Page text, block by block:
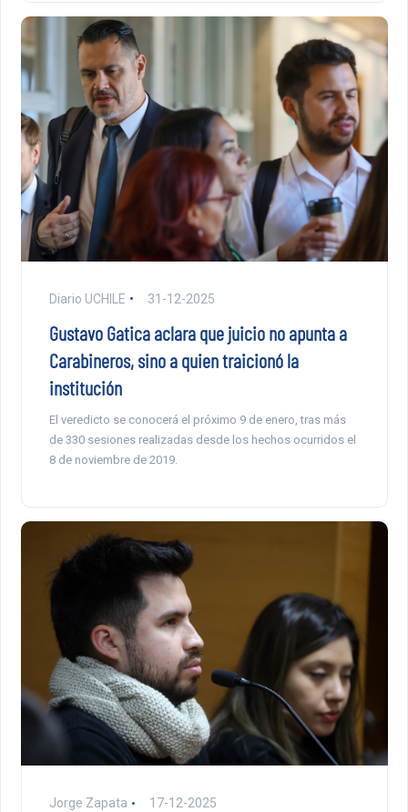
Diario UCHILE 31-12-2025
Gustavo Gatica aclara que juicio no apunta a
Carabineros, sino a quien traicionó la
institución
El veredicto se conocerá el próximo 9 de enero, tras más
de 330 sesiones realizadas desde los hechos ocurridos el
8 de noviembre de 2019.
Jorge Zapata 17-12-2025